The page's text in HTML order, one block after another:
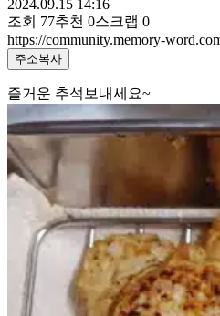
2024.09.15 14:16
조회 77추천 0스크랩 0
https://community.memory-
주소복사
즐거운 추석보내세요~